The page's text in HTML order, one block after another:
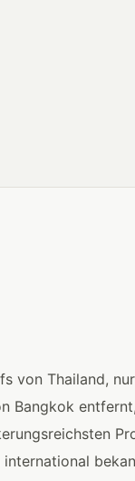
von Thailand,
Bangkok